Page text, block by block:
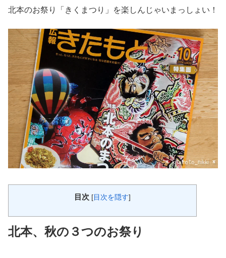
北本のお祭り「きくまつり」を楽しんじゃいまっしょい！
目次 [目次を隠す]
北本、秋の３つのお祭り